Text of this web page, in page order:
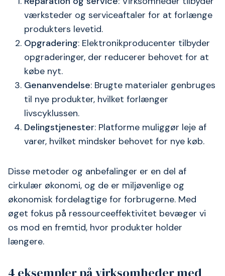
værksteder og serviceaftaler for at forlænge
produkters levetid.
Opgradering: Elektronikproducenter tilbyder
opgraderinger, der reducerer behovet for at
købe nyt.
Genanvendelse: Brugte materialer genbruges
til nye produkter, hvilket forlænger
livscyklussen.
Delingstjenester: Platforme muliggør leje af
varer, hvilket mindsker behovet for nye køb.
Disse metoder og anbefalinger er en del af
cirkulær økonomi, og de er miljøvenlige og
økonomisk fordelagtige for forbrugerne. Med
øget fokus på ressourceeffektivitet bevæger vi
os mod en fremtid, hvor produkter holder
længere.